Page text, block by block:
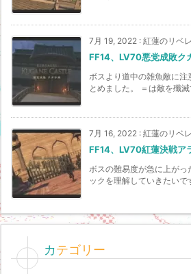
7月 19, 2022 : 紅蓮のリベ
FF14、LV70悪党成敗ク
ボスより道中の雑魚敵に注
とめました。 ＝は敵を殲滅
7月 16, 2022 : 紅蓮のリベ
FF14、LV70紅蓮決戦ア
ボスの難易度が急に上がっ
ックを理解していきたいで
カテゴリー